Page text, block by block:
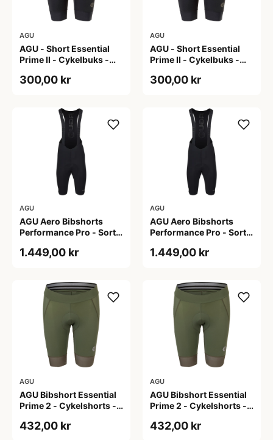
AGU
AGU - Short Essential
Prime II - Cykelbuks -
300,00 kr
AGU
AGU - Short Essential
Prime II - Cykelbuks -
300,00 kr
AGU
AGU Aero Bibshorts
Performance Pro - Sort -
1.449,00 kr
AGU
AGU Aero Bibshorts
Performance Pro - Sort -
1.449,00 kr
AGU
AGU Bibshort Essential
Prime 2 - Cykelshorts -
2XL
432,00 kr
AGU
AGU Bibshort Essential
Prime 2 - Cykelshorts -
L
432,00 kr